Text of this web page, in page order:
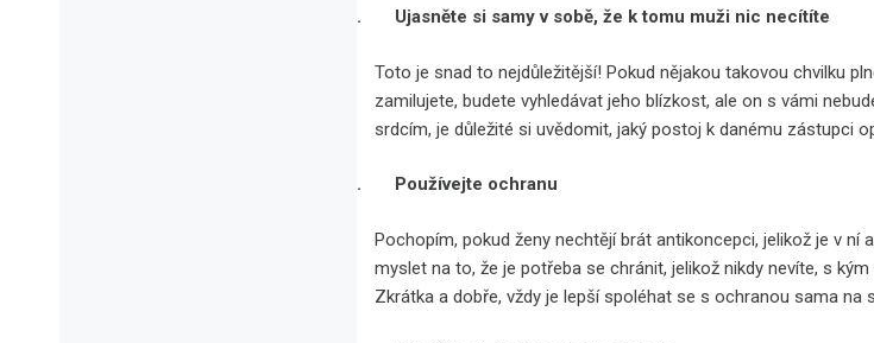
1. Ujasněte si samy v sobě, že k tomu muži nic necítíte
Toto je snad to nejdůležitější! Pokud nějakou takovou chvilku
zamilujete, budete vyhledávat jeho blízkost, ale on s vámi
srdcím, je důležité si uvědomit, jaký postoj k danému zástupci
2. Používejte ochranu
Pochopím, pokud ženy nechtějí brát antikoncepci, jelikož je v
myslet na to, že je potřeba se chránit, jelikož nikdy nevíte, s
Zkrátka a dobře, vždy je lepší spoléhat se s ochranou sama na